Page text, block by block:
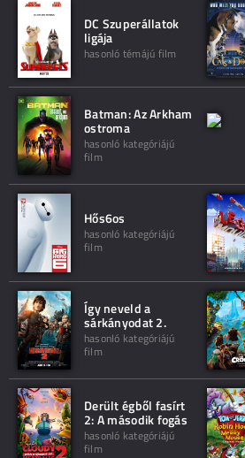
DC Szuperállatok
ligája
hasonló témájú film
Batman: Az Arkham
ostroma
hasonló kategóriájú
film
Hős6os
hasonló kategóriájú
film
Így neveld a
sárkányodat 2.
hasonló kategóriájú
film
Derült égből fasírt
2: A második fogás
hasonló kategóriájú
film